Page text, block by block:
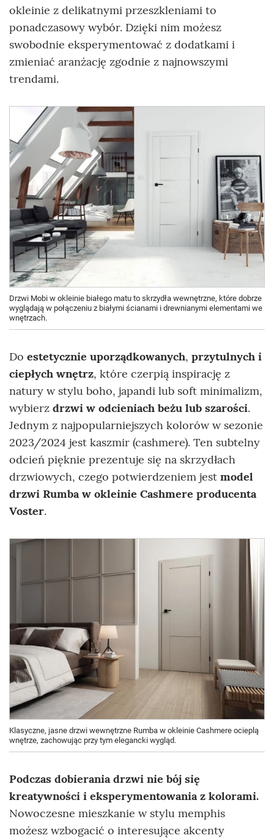
okleinie z delikatnymi przeszkleniami to
ponadczasowy wybór. Dzięki nim możesz
swobodnie eksperymentować z dodatkami i
zmieniać aranżację zgodnie z najnowszymi
trendami.
Drzwi Mobi w okleinie białego matu to skrzydła wewnętrzne, które dobrze
wyglądają w połączeniu z białymi ścianami i drewnianymi elementami we
wnętrzach.
Do estetycznie uporządkowanych, przytulnych i
ciepłych wnętrz, które czerpią inspirację z
natury w stylu boho, japandi lub soft minimalizm,
wybierz drzwi w odcieniach beżu lub szarości.
Jednym z najpopularniejszych kolorów w sezonie
2023/2024 jest kaszmir (cashmere). Ten subtelny
odcień pięknie prezentuje się na skrzydłach
drzwiowych, czego potwierdzeniem jest model
drzwi Rumba w okleinie Cashmere producenta
Voster.
Klasyczne, jasne drzwi wewnętrzne Rumba w okleinie Cashmere ocieplą
wnętrze, zachowując przy tym elegancki wygląd.
Podczas dobierania drzwi nie bój się
kreatywności i eksperymentowania z kolorami.
Nowoczesne mieszkanie w stylu memphis
możesz wzbogacić o interesujące akcenty